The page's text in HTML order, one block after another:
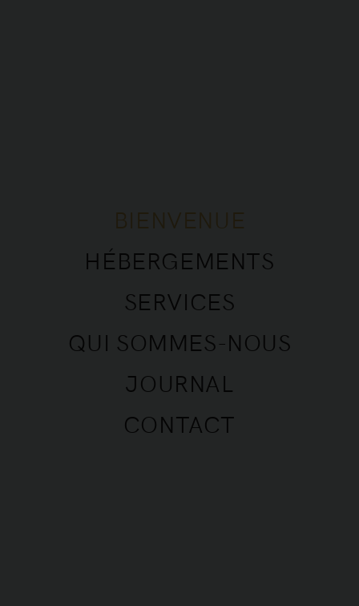
BIENVENUE
HÉBERGEMENTS
SERVICES
QUI SOMMES-NOUS
JOURNAL
CONTACT